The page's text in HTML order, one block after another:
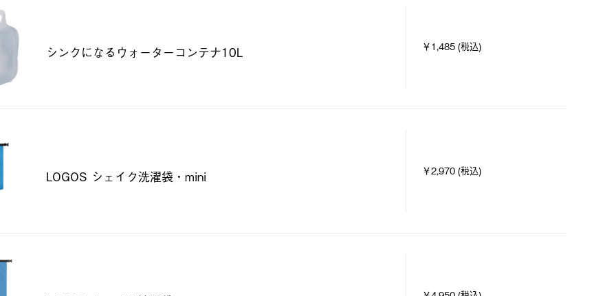
シンクになるウォーターコンテナ10L ￥1,485 (税込)
LOGOS シェイク洗濯袋・mini ￥2,970 (税込)